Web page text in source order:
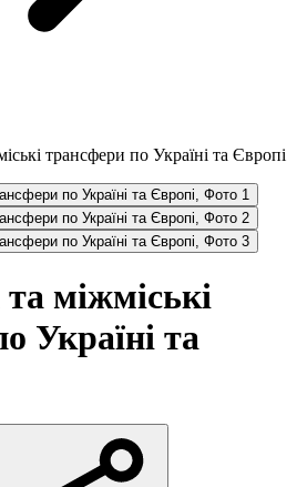
трансфери по Україні та Європі
по Україні та Європі, Фото 1
по Україні та Європі, Фото 2
по Україні та Європі, Фото 3
міжміські
Україні та